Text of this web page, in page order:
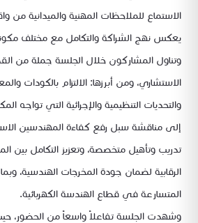
الاستماع للملاحظات المهنية والميدانية من
يعكس نهج الشراكة والتكامل مع مختلف
وتناول المشاركون خلال الجلسة جملة من
الاستشاري، ومن أبرزها: الالتزام بالكودات
والتحديات التنظيمية والإجرائية التي تواجه
إلى مناقشة سبل رفع كفاءة المهندسين
تدريب وتأهيل متخصصة، وتعزيز التكامل بين
الرقابية لضمان جودة المخرجات الهندسية،
المتسارعة في قطاع الهندسة الكهربائية.
وشهدت الجلسة تفاعلاً واسعاً من الحضور،